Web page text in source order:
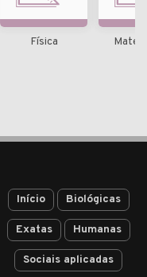
Física
Início Biológicas
Exatas Humanas
Sociais aplicadas